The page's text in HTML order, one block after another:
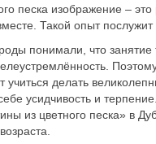
песка изображение –
Такой опыт послужит
понимали, что занятие
учиться делать
усидчивость и
из цветного песка» в